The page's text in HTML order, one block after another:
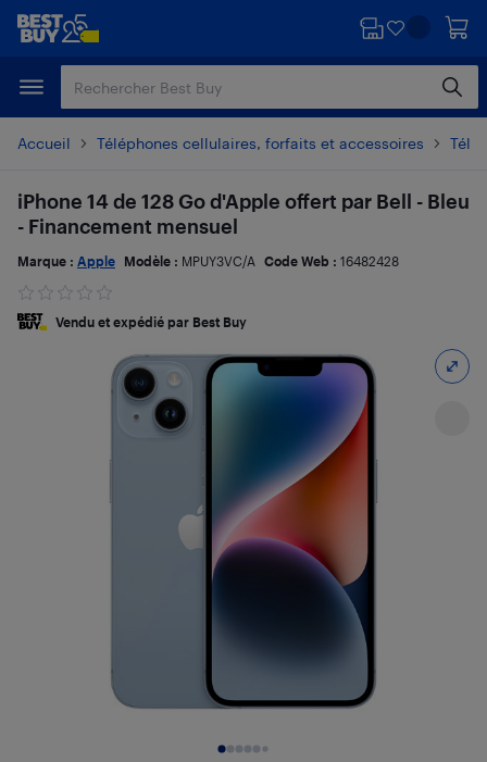
Passer
principal
Passer
Accueil Téléphones cellulaires, forfaits et accessoires
iPhone 14 de 128 Go d'Apple offert par Bell - Bleu
- Financement mensuel
Marque : Apple Modèle : MPUY3VC/A Code Web : 16482428
Vendu et expédié par Best Buy